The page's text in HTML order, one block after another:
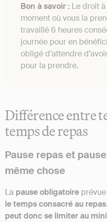
Bon à savoir : Le droit
moment où vous la
travaillé 6 heures
journée pour en
obligé d’attendre
pour la prendre.
Différence entre
temps de repas
Pause repas et
même chose
La pause obligatoire
le temps consacré au repas
peut donc se limiter au